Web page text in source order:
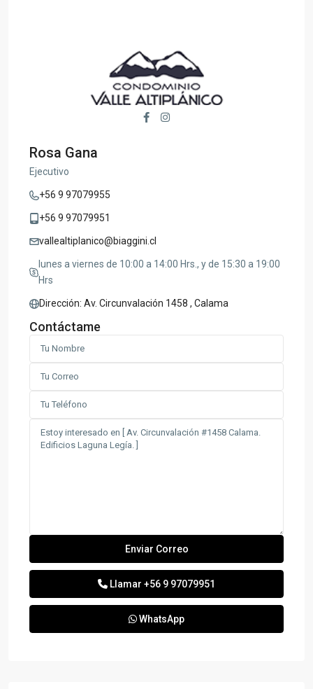
Rosa Gana
Ejecutivo
+56 9 97079955
+56 9 97079951
vallealtiplanico@biaggini.cl
lunes a viernes de 10:00 a 14:00 Hrs., y de 15:30 a 19:00
Hrs
Dirección: Av. Circunvalación 1458 , Calama
Contáctame
Llamar +56 9 97079951
WhatsApp